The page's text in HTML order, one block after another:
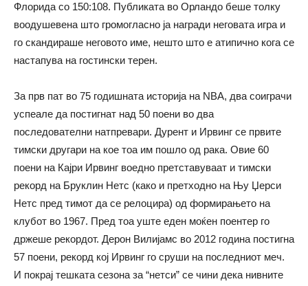
Флорида со 150:108. Публиката во Орландо беше толку
воодушевена што громогласно ја награди неговата игра и
го скандираше неговото име, нешто што е атипично кога се
настапува на гостински терен.
За прв пат во 75 годишната историја на NBA, два соиграчи
успеале да постигнат над 50 поени во два
последователни натпревари. Дурент и Ирвинг се првите
тимски другари на кое тоа им пошло од рака. Овие 60
поени на Кајри Ирвинг воедно претставуваат и тимски
рекорд на Бруклин Нетс (како и претходно на Њу Џерси
Нетс пред тимот да се релоцира) од формирањето на
клубот во 1967. Пред тоа уште еден моќен поентер го
држеше рекордот. Дерон Вилијамс во 2012 година постигна
57 поени, рекорд кој Ирвинг го сруши на последниот меч.
И покрај тешката сезона за “нетси” се чини дека нивните